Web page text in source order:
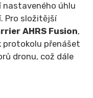
nastaveného úhlu
Pro složitější
AHRS Fusion,
protokolu přenášet
dronu, což dále